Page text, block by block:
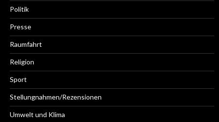
Politik
Presse
Raumfahrt
Religion
Sport
Stellungnahmen/Rezensionen
Umwelt und Klima